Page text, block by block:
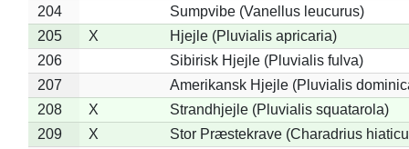
204
Sumpvibe (Vanellus leucurus)
205
X
Hjejle (Pluvialis apricaria)
206
Sibirisk Hjejle (Pluvialis fulva)
207
Amerikansk Hjejle (Pluvialis
208
X
Strandhjejle (Pluvialis squatarola)
209
X
Stor Præstekrave (Charadrius